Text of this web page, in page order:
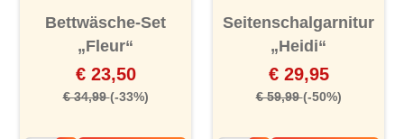
Bettwäsche-Set
„Fleur“
€ 23,50
€ 34,99(-33%)
Seitenschalgarnitur
„Heidi“
€ 29,95
€ 59,99(-50%)